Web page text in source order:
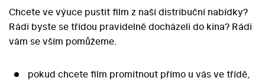
Chcete ve výuce pustit film z naší distribuční nabídky?
Rádi byste se třídou pravidelně docházeli do kina? Rádi
vám se vším pomůžeme.
pokud chcete film promítnout přímo u vás ve třídě,